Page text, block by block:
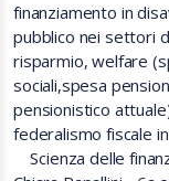
finanziamento in
pubblico nei settori
risparmio, welfare
sociali,spesa
pensionistico
federalismo fiscale
Scienza delle